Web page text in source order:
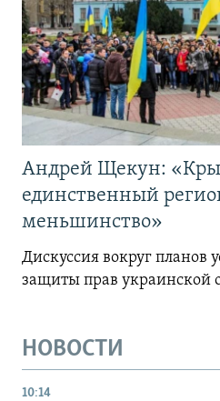
Андрей Щекун:
единственный
меньшинство»
Дискуссия вокруг планов
защиты прав
НОВОСТИ
10:14